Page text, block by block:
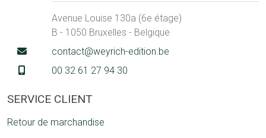
Avenue Louise 130a (6e étage)
B - 1050 Bruxelles - Belgique
contact@weyrich-edition.be
00 32 61 27 94 30
SERVICE CLIENT
Retour de marchandise